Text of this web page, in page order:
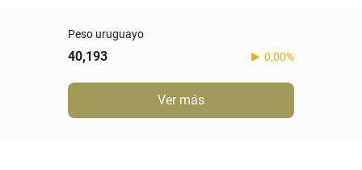
Peso uruguayo
40,193 0,00%
Ver más